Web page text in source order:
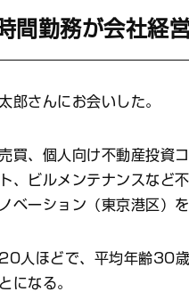
間勤務が会社経
郎さんにお会いした。
買、個人向け不動産投資
、ビルメンテナンスなど
ベーション（東京港区）
人ほどで、平均年齢30
になる。